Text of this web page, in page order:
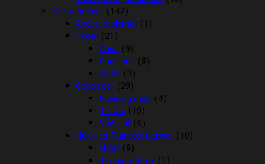
Katte artikler (142)
Angstproblemer (1)
Foder (21)
Arion (9)
Chicopee (8)
Mush (3)
Godbidder (29)
Græs og malt (4)
Treats (19)
Vådkost (6)
Huler og Transportkasser (10)
Huler (9)
Transportbure (1)